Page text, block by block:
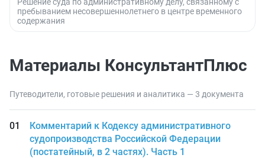
пребыванием несовершеннолетнего в центре временного
содержания
Материалы КонсультантПлюс
Путеводители, готовые решения и аналитика — 3 документа
Комментарий к Кодексу административного
судопроизводства Российской Федерации
(постатейный, в 2 частях). Часть 1